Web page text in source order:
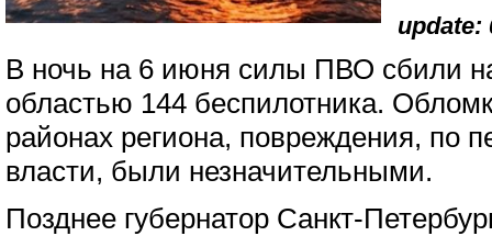
update:
В ночь на 6 июня силы ПВО сбили
областью 144 беспилотника.
районах региона, повреждения, по
власти, были незначительными.
Позднее губернатор Санкт-